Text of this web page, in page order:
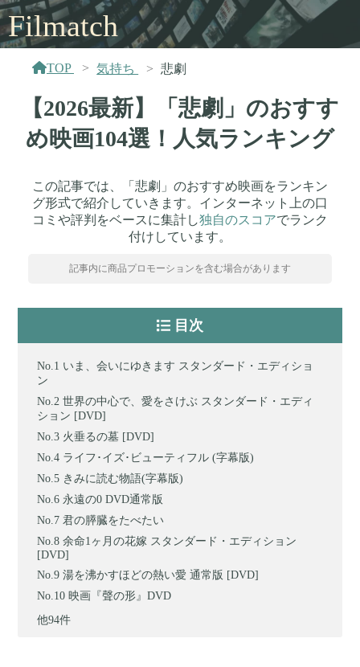
Filmatch
TOP 気持ち 悲劇
【2026最新】「悲劇」のおすす
め映画104選！人気ランキング
この記事では、「悲劇」のおすすめ映画をランキン
グ形式で紹介していきます。インターネット上の口
コミや評判をベースに集計し独自のスコアでランク
付けしています。
記事内に商品プロモーションを含む場合があります
目次
いま、会いにゆきます スタンダード・エディショ
ン
世界の中心で、愛をさけぶ スタンダード・エディ
ション [DVD]
火垂るの墓 [DVD]
ライフ･イズ･ビューティフル (字幕版)
きみに読む物語(字幕版)
永遠の0 DVD通常版
君の膵臓をたべたい
余命1ヶ月の花嫁 スタンダード・エディション
[DVD]
湯を沸かすほどの熱い愛 通常版 [DVD]
映画『聲の形』DVD
他94件